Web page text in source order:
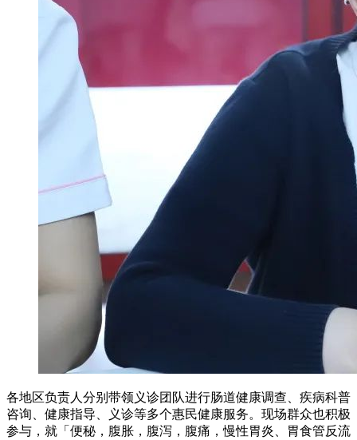
各地区负责人分别带领义诊团队进行肠道健康调查、疾病科普
咨询、健康指导、义诊等多个惠民健康服务。现场群众也积极
参与，就「便秘，腹胀，腹泻，腹痛，慢性胃炎、胃食管反流